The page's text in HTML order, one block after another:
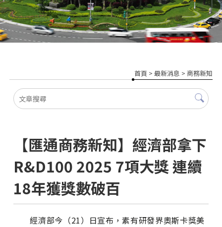
首頁 >最新消息 >商務新知
【匯通商務新知】經濟部拿下
R&D100 2025 7項大獎 連續
18年獲獎數破百
經濟部今（21）日宣布，素有研發界奧斯卡獎美